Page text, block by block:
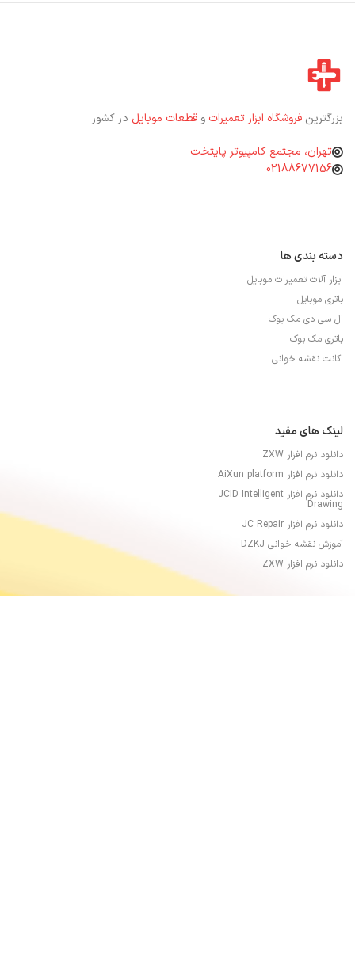
بزرگترین فروشگاه ابزار تعمیرات و قطعات موبایل در کشور
تهران، مجتمع کامپیوتر پایتخت
02188677156
دسته بندی ها
ابزار آلات تعمیرات موبایل
باتری موبایل
ال سی دی مک بوک
باتری مک بوک
اکانت نقشه خوانی
لینک های مفید
دانلود نرم افزار ZXW
دانلود نرم افزار AiXun platform
دانلود نرم افزار JCID Intelligent
Drawing
دانلود نرم افزار JC Repair
آموزش نقشه خوانی DZKJ
دانلود نرم افزار ZXW